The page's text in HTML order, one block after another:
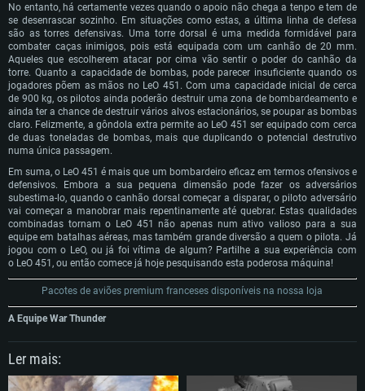
No entanto, há certamente vezes quando o apoio não chega a tenpo e tem de
se desenrascar sozinho. Em situações como estas, a última linha de defesa
são as torres defensivas. Uma torre dorsal é uma medida formidável para
combater caças inimigos, pois está equipada com um canhão de 20 mm.
Aqueles que escolherem atacar por cima vão sentir o poder do canhão da
torre. Quanto a capacidade de bombas, pode parecer insuficiente quando os
jogadores põem as mãos no LeO 451. Com uma capacidade inicial de cerca
de 900 kg, os pilotos ainda poderão destruir uma zona de bombardeamento e
ainda ter a chance de destruir vários alvos estacionários, se poupar as bombas
claro. Felizmente, a gôndola extra permite ao LeO 451 ser equipado com cerca
de duas toneladas de bombas, mais que duplicando o potencial destrutivo
numa única passagem.
Em suma, o LeO 451 é mais que um bombardeiro eficaz em termos ofensivos e
defensivos. Embora a sua pequena dimensão pode fazer os adversários
subestima-lo, quando o canhão dorsal começar a disparar, o piloto adversário
vai começar a manobrar mais repentinamente até quebrar. Estas qualidades
combinadas tornam o LeO 451 não apenas num ativo valioso para a sua
equipe em batalhas aéreas, mas também grande diversão a quem o pilota. Já
jogou com o LeO, ou já foi vítima de algum? Partilhe a sua experiência com
o LeO 451, ou então comece já hoje pesquisando esta poderosa máquina!
Pacotes de aviões premium franceses disponíveis na nossa loja
A Equipe War Thunder
Ler mais: